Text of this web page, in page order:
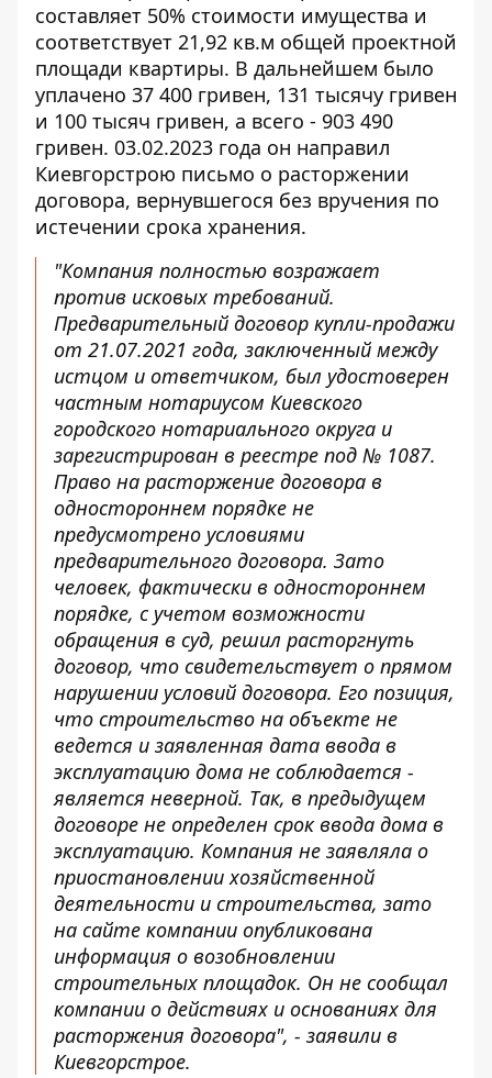
составляет 50% стоимости имущества и
соответствует 21,92 кв.м общей проектной
площади квартиры. В дальнейшем было
уплачено 37 400 гривен, 131 тысячу гривен
и 100 тысяч гривен, а всего - 903 490
гривен. 03.02.2023 года он направил
Киевгорстрою письмо о расторжении
договора, вернувшегося без вручения по
истечении срока хранения.
"Компания полностью возражает
против исковых требований.
Предварительный договор купли-продажи
от 21.07.2021 года, заключенный между
истцом и ответчиком, был удостоверен
частным нотариусом Киевского
городского нотариального округа и
зарегистрирован в реестре под № 1087.
Право на расторжение договора в
одностороннем порядке не
предусмотрено условиями
предварительного договора. Зато
человек, фактически в одностороннем
порядке, с учетом возможности
обращения в суд, решил расторгнуть
договор, что свидетельствует о прямом
нарушении условий договора. Его позиция,
что строительство на объекте не
ведется и заявленная дата ввода в
эксплуатацию дома не соблюдается -
является неверной. Так, в предыдущем
договоре не определен срок ввода дома в
эксплуатацию. Компания не заявляла о
приостановлении хозяйственной
деятельности и строительства, зато
на сайте компании опубликована
информация о возобновлении
строительных площадок. Он не сообщал
компании о действиях и основаниях для
расторжения договора", - заявили в
Киевгорстрое.